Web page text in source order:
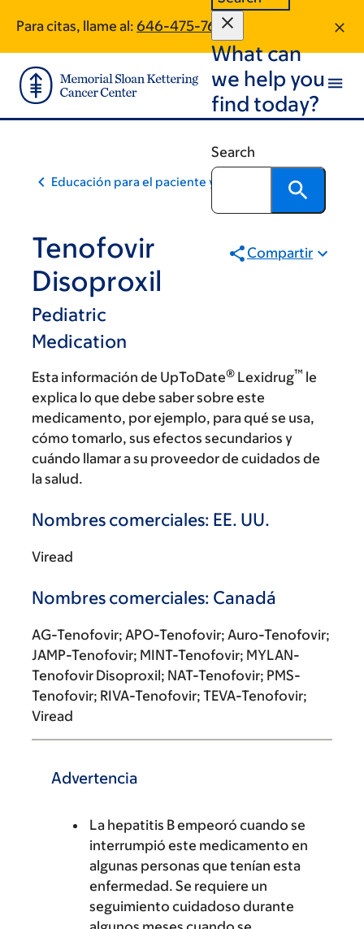
main
content
footer
Para citas, llame al: 646-475-7603
What can
we help you
find today?
Search
Educación para el paciente y la comunidad
Tenofovir
Disoproxil
Pediatric
Medication
Compartir
Esta información de UpToDate® Lexidrug™ le
explica lo que debe saber sobre este
medicamento, por ejemplo, para qué se usa,
cómo tomarlo, sus efectos secundarios y
cuándo llamar a su proveedor de cuidados de
la salud.
Nombres comerciales: EE. UU.
Viread
Nombres comerciales: Canadá
AG-Tenofovir; APO-Tenofovir; Auro-Tenofovir;
JAMP-Tenofovir; MINT-Tenofovir; MYLAN-
Tenofovir Disoproxil; NAT-Tenofovir; PMS-
Tenofovir; RIVA-Tenofovir; TEVA-Tenofovir;
Viread
Advertencia
La hepatitis B empeoró cuando se
interrumpió este medicamento en
algunas personas que tenían esta
enfermedad. Se requiere un
seguimiento cuidadoso durante